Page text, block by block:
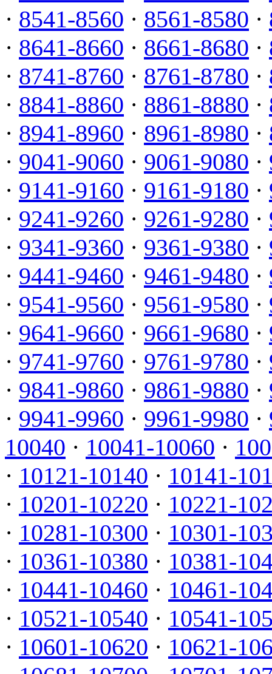
· 8541-8560 · 8561-8580 ·
· 8641-8660 · 8661-8680 ·
· 8741-8760 · 8761-8780 ·
· 8841-8860 · 8861-8880 ·
· 8941-8960 · 8961-8980 ·
· 9041-9060 · 9061-9080 ·
· 9141-9160 · 9161-9180 ·
· 9241-9260 · 9261-9280 ·
· 9341-9360 · 9361-9380 ·
· 9441-9460 · 9461-9480 ·
· 9541-9560 · 9561-9580 ·
· 9641-9660 · 9661-9680 ·
· 9741-9760 · 9761-9780 ·
· 9841-9860 · 9861-9880 ·
· 9941-9960 · 9961-9980 ·
10040 · 10041-10060 ·
· 10121-10140 · 10141-
· 10201-10220 · 10221-
· 10281-10300 · 10301-
· 10361-10380 · 10381-
· 10441-10460 · 10461-
· 10521-10540 · 10541-
· 10601-10620 · 10621-